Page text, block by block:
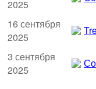
2025
16 сентября
2025
3 сентября
2025